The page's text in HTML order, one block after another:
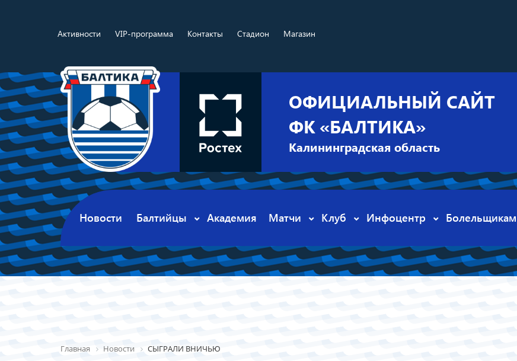
Активности VIP-программа Контакты Стадион Магазин
ОФИЦИАЛЬНЫЙ САЙТ
ФК «БАЛТИКА»
Калининградская область
Новости Балтийцы Академия Матчи Клуб Инфоцентр Болельщикам
Главная Новости СЫГРАЛИ ВНИЧЬЮ